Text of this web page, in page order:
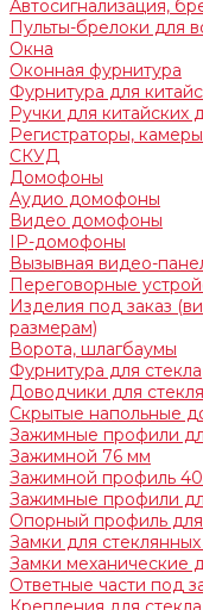
Автосигнализация,
Пульты-брелоки для
Окна
Оконная фурнитура
Фурнитура для
Ручки для китайских
Регистраторы,
СКУД
Домофоны
Аудио домофоны
Видео домофоны
IP-домофоны
Вызывная видео-
Переговорные
Изделия под заказ
размерам)
Ворота, шлагбаумы
Фурнитура для стекла
Доводчики для
Скрытые напольные
Зажимные профили
Зажимной 76 мм
Зажимной профиль
Зажимные профили
Опорный профиль для
Замки для
Замки механические
Ответные части под